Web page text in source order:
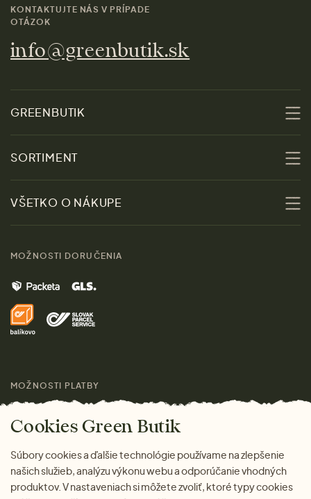
KONTAKTUJTE NÁS V PRÍPADE
OTÁZOK
info@greenbutik.sk
GREENBUTIK
Udržateľnosť
Kontakt
Značky
Pre médiá
SORTIMENT
Zľavy
Ženy
Muži
Domov
Darčeky
VŠETKO O NÁKUPE
Doprava a platba
MOŽNOSTI DORUČENIA
MOŽNOSTI PLATBY
Cookies Green Butik
Súbory cookies a ďalšie technológie používame na zlepšenie
našich služieb, analýzu výkonu webu a odporúčanie vhodných
produktov. V nastaveniach si môžete zvoliť, ktoré typy cookies